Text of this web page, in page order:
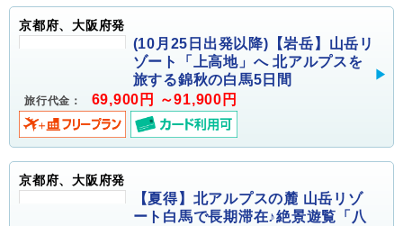
京都府、大阪府発
(10月25日出発以降)【岩岳】山岳リ
ゾート「上高地」へ 北アルプスを
旅する錦秋の白馬5日間
旅行代金： 69,900円 ～91,900円
京都府、大阪府発
【夏得】北アルプスの麓 山岳リゾ
ート白馬で長期滞在♪絶景遊覧「八